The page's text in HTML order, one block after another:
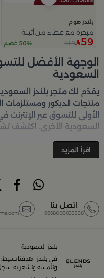
بلندز هوم
مبخرة مع غطاء من أثيلة
59
119 50% خصم
الوجهة الأفضل
السعودية
يقدّم لك متجر بلندز
منتجات الديكور ومستلزمات
الأولى للتسوق عبر
السعودية الأخرى. اكتشف
جمالية على كل زاوية في
واحد. تصفّحي الآن عبر الرابط:
أفضل المنتجات
منزلك وإضفاء لمسات
أواني تقديم فاخرة
اقرأ المزيد
اتصل بنا
9668003033338
بلندز السعودية
في بلندز ، هدفنا
وتلمسه وتشعر به. سجل تجاري: